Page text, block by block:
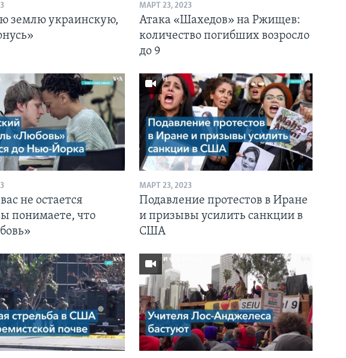
землю украинскую,
МАРТ 23, 2023
Атака «Шахедов» на Ржищев:
количество погибших возросло
до 9
не остается
понимаете, что
МАРТ 23, 2023
Подавление протестов в Иране
и призывы усилить санкции в
США